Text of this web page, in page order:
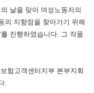
날을 맞아 여성노동자의
의 지향점을 찾아가기 위해
진행하였습니다. 그 작품
험고객센터지부 본부지회
.